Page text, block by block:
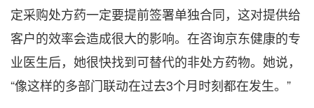
定采购处方药一定要提前签署单独合同，这对提供给
客户的效率会造成很大的影响。在咨询京东健康的专
业医生后，她很快找到可替代的非处方药物。她说，
“像这样的多部门联动在过去3个月时刻都在发生。”